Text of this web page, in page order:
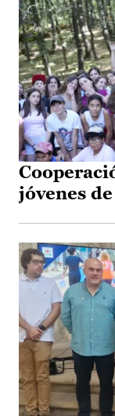
jóvenes